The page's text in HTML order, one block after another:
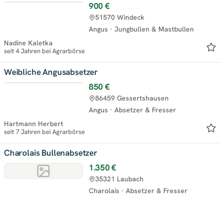
900 €
Angus · Jungbullen & Mastbullen
51570 Windeck
Nadine Kaletka
seit 4 Jahren bei Agrarbörse
Weibliche Angusabsetzer
850 €
Angus · Absetzer & Fresser
86459 Gessertshausen
Hartmann Herbert
seit 7 Jahren bei Agrarbörse
Charolais Bullenabsetzer
1.350 €
Charolais · Absetzer & Fresser
35321 Laubach